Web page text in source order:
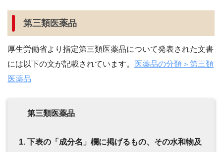
第三類医薬品
厚生労働省より指定第三類医薬品について発表された文書
には以下の文が記載されています。
医薬品の分類＞第三類
医薬品
第三類医薬品
下表の「成分名」欄に掲げるもの、その水和物及